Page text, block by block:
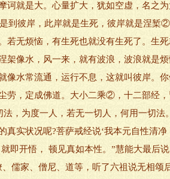
诃就是大。心量扩大，犹如空虚，名之
到彼岸，此岸就是生死，彼岸就是涅椠
若无烦恼，有生死也就没有生死了。生
架像水，风一来，就有波浪，波浪就是
像水常流通，运行不息，这就叫彼岸。
，定成佛道。大小二乘②，十二部经，
，为度一人，若无一切人，何用一切
实状况呢?菩萨戒经说‘我本元自性清
即开悟， 顿见真如本性。”慧能大最后
儒家、僧尼、道等，听了六祖说无相颂